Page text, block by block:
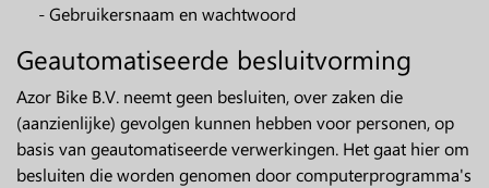
- Gebruikersnaam en wachtwoord
Geautomatiseerde besluitvorming
Azor Bike B.V. neemt geen besluiten, over zaken die
(aanzienlijke) gevolgen kunnen hebben voor personen, op
basis van geautomatiseerde verwerkingen. Het gaat hier om
besluiten die worden genomen door computerprogramma's